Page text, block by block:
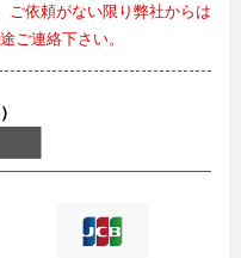
ご依頼がない限り弊社からは
ご連絡下さい。